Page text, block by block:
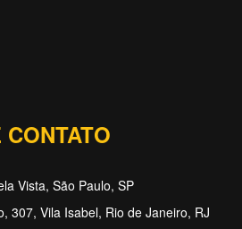
Vista, São Paulo, SP
307, Vila Isabel, Rio de Janeiro, RJ